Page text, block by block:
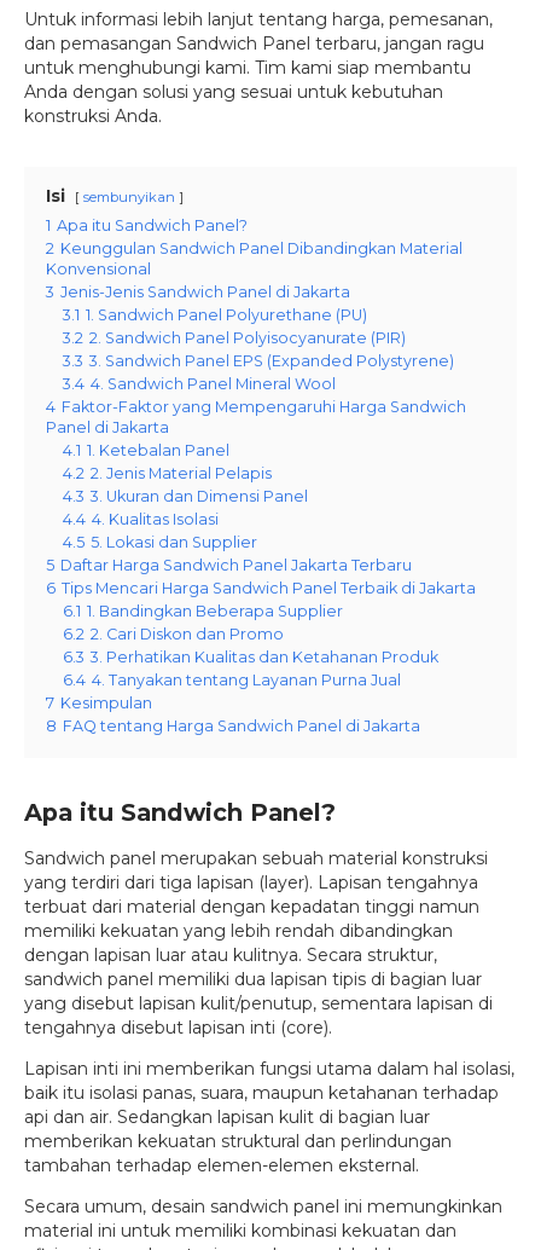
Untuk informasi lebih lanjut tentang harga, pemesanan,
dan pemasangan Sandwich Panel terbaru, jangan ragu
untuk menghubungi kami. Tim kami siap membantu
Anda dengan solusi yang sesuai untuk kebutuhan
konstruksi Anda.
Isi sembunyikan
1 Apa itu Sandwich Panel?
2 Keunggulan Sandwich Panel Dibandingkan Material
Konvensional
3 Jenis-Jenis Sandwich Panel di Jakarta
3.1 1. Sandwich Panel Polyurethane (PU)
3.2 2. Sandwich Panel Polyisocyanurate (PIR)
3.3 3. Sandwich Panel EPS (Expanded Polystyrene)
3.4 4. Sandwich Panel Mineral Wool
4 Faktor-Faktor yang Mempengaruhi Harga Sandwich
Panel di Jakarta
4.1 1. Ketebalan Panel
4.2 2. Jenis Material Pelapis
4.3 3. Ukuran dan Dimensi Panel
4.4 4. Kualitas Isolasi
4.5 5. Lokasi dan Supplier
5 Daftar Harga Sandwich Panel Jakarta Terbaru
6 Tips Mencari Harga Sandwich Panel Terbaik di Jakarta
6.1 1. Bandingkan Beberapa Supplier
6.2 2. Cari Diskon dan Promo
6.3 3. Perhatikan Kualitas dan Ketahanan Produk
6.4 4. Tanyakan tentang Layanan Purna Jual
7 Kesimpulan
8 FAQ tentang Harga Sandwich Panel di Jakarta
Apa itu Sandwich Panel?
Sandwich panel merupakan sebuah material konstruksi
yang terdiri dari tiga lapisan (layer). Lapisan tengahnya
terbuat dari material dengan kepadatan tinggi namun
memiliki kekuatan yang lebih rendah dibandingkan
dengan lapisan luar atau kulitnya. Secara struktur,
sandwich panel memiliki dua lapisan tipis di bagian luar
yang disebut lapisan kulit/penutup, sementara lapisan di
tengahnya disebut lapisan inti (core).
Lapisan inti ini memberikan fungsi utama dalam hal isolasi,
baik itu isolasi panas, suara, maupun ketahanan terhadap
api dan air. Sedangkan lapisan kulit di bagian luar
memberikan kekuatan struktural dan perlindungan
tambahan terhadap elemen-elemen eksternal.
Secara umum, desain sandwich panel ini memungkinkan
material ini untuk memiliki kombinasi kekuatan dan